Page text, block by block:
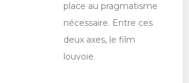
place au pragmatisme
nécessaire. Entre ces
deux axes, le film
louvoie.